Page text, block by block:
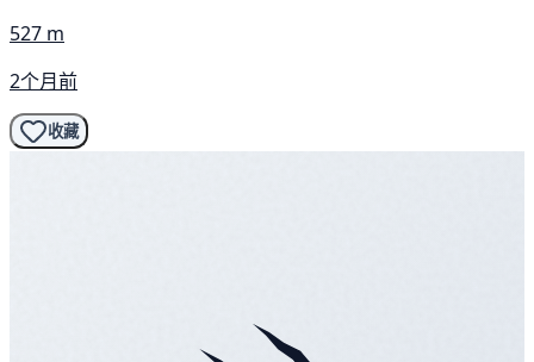
527 m
2个月前
收藏